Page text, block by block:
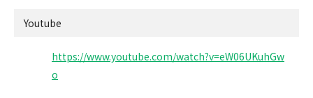
Youtube
https://www.youtube.com/watch?v=eW06UKuhGw
o